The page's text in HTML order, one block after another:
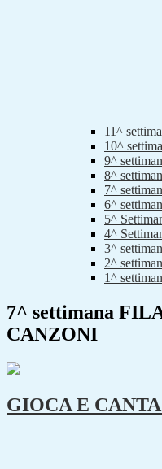
11^
10^
9^
8^
7^
6^
5^
4^
3^
2^
1^
7^ settimana
CANZONI
GIOCA E